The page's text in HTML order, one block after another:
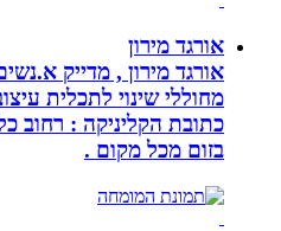
אורגד מירון
אורגד מירון , מדייק א.נשים
מחוללי שינוי לתכלית עיצובם
בזום מכל מקום .